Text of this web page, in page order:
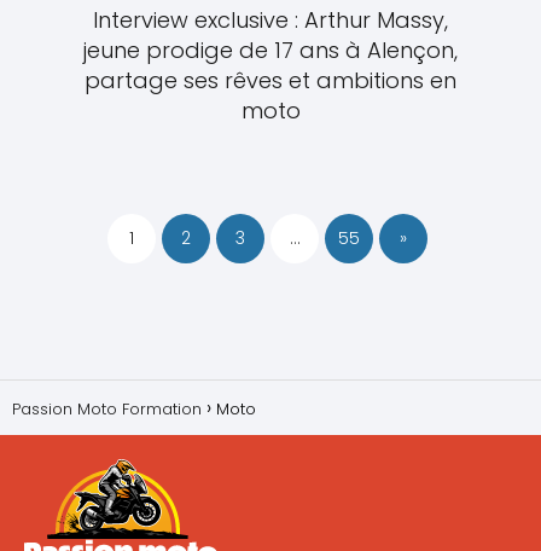
Interview exclusive : Arthur Massy,
jeune prodige de 17 ans à Alençon,
partage ses rêves et ambitions en
moto
1 2 3 … 55 »
Passion Moto Formation Moto